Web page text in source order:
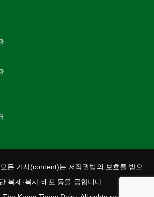
든 기사(content)는 저작권법의 보호를 받으
복제·복사·배포 등을 금합니다.